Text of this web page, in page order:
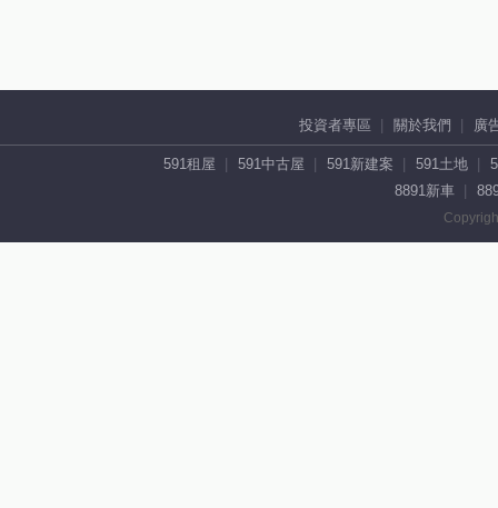
投資者專區 關於我們 廣
591租屋 591中古屋 591新建案 591土地
8891新車